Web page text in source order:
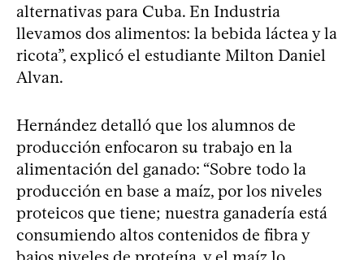
alternativas para Cuba. En Industria
llevamos dos alimentos: la bebida láctea y la
ricota”, explicó el estudiante Milton Daniel
Alvan.
Hernández detalló que los alumnos de
producción enfocaron su trabajo en la
alimentación del ganado: “Sobre todo la
producción en base a maíz, por los niveles
proteicos que tiene; nuestra ganadería está
consumiendo altos contenidos de fibra y